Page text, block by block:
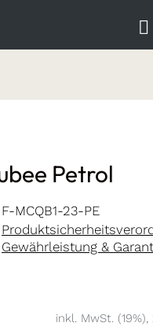
Petrol
F-MCQB1-23-PE
Gewährleistung &
inkl. MwSt. (19%),